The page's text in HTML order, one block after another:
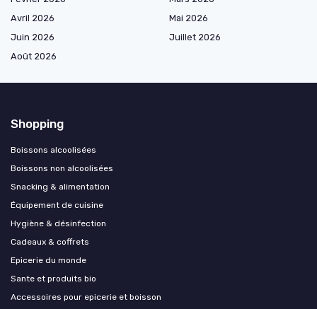
Avril 2026
Mai 2026
Juin 2026
Juillet 2026
Août 2026
Shopping
Boissons alcoolisées
Boissons non alcoolisées
Snacking & alimentation
Équipement de cuisine
Hygiène & désinfection
Cadeaux & coffrets
Epicerie du monde
Sante et produits bio
Accessoires pour epicerie et boisson